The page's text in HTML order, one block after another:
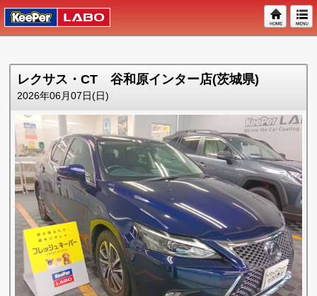
レクサス・CT 谷和原インター店(茨城県)
2026年06月07日(日)